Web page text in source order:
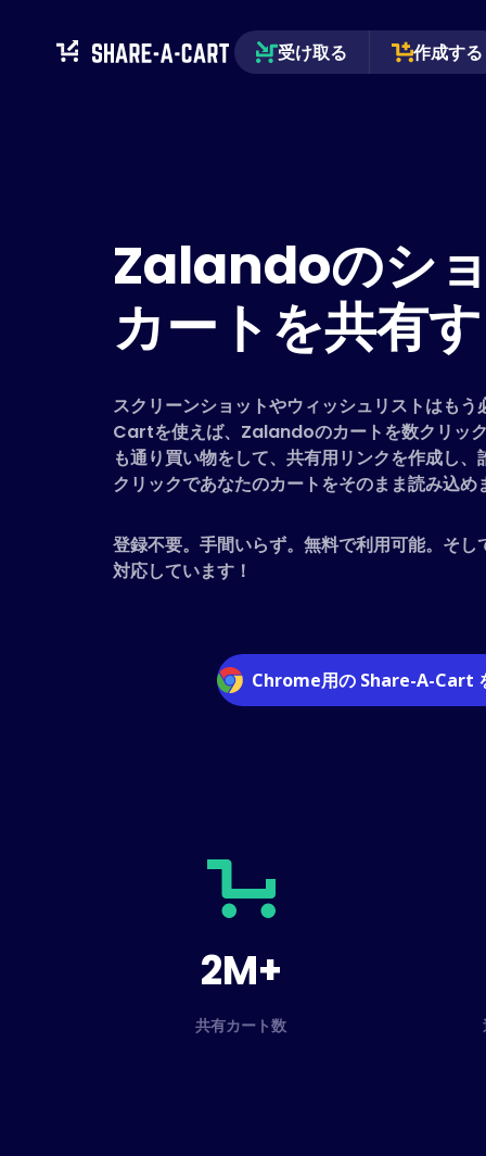
受け取る 作成する
Zalandoのシ
カートを共有
スクリーンショットやウィッシュリストはも
Cartを使えば、Zalandoのカートを数クリッ
も通り買い物をして、共有用リンクを作成し
クリックであなたのカートをそのまま読み込め
登録不要。手間いらず。無料で利用可能。そ
対応しています！
Chrome用の Share-A-Cart
2M+
共有カート数